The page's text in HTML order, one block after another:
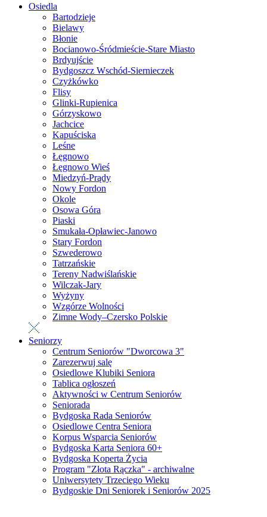
Osiedla
Bartodzieje
Bielawy
Błonie
Bocianowo-Śródmieście-Stare Miasto
Brdyujście
Bydgoszcz Wschód-Siernieczek
Czyżkówko
Flisy
Glinki-Rupienica
Górzyskowo
Jachcice
Kapuściska
Leśne
Łęgnowo
Łęgnowo Wieś
Miedzyń-Prądy
Nowy Fordon
Okole
Osowa Góra
Piaski
Smukała-Opławiec-Janowo
Stary Fordon
Szwederowo
Tatrzańskie
Tereny Nadwiślańskie
Wilczak-Jary
Wyżyny
Wzgórze Wolności
Zimne Wody–Czersko Polskie
Seniorzy
Centrum Seniorów "Dworcowa 3"
Zarezerwuj salę
Osiedlowe Klubiki Seniora
Tablica ogłoszeń
Aktywności w Centrum Seniorów
Seniorada
Bydgoska Rada Seniorów
Osiedlowe Centra Seniora
Korpus Wsparcia Seniorów
Bydgoska Karta Seniora 60+
Bydgoska Koperta Życia
Program "Złota Rączka" - archiwalne
Uniwersytety Trzeciego Wieku
Bydgoskie Dni Seniorek i Seniorów 2025